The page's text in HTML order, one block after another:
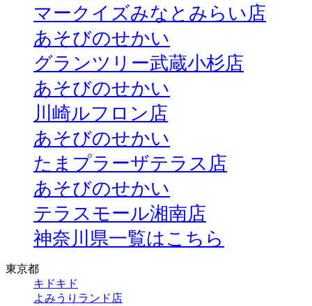
マークイズみなとみらい店
あそびのせかい
グランツリー武蔵小杉店
あそびのせかい
川崎ルフロン店
あそびのせかい
たまプラーザテラス店
あそびのせかい
テラスモール湘南店
神奈川県一覧はこちら
東京都
キドキド
よみうりランド店